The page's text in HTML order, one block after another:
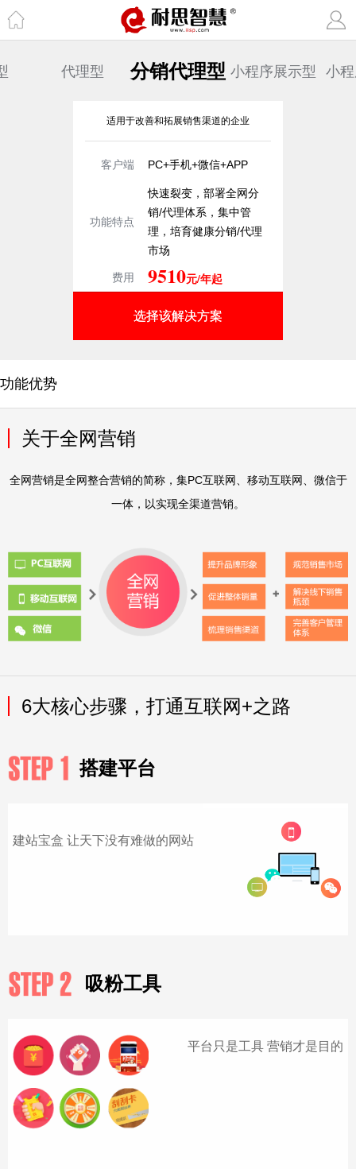
代理型 分销代理型 小程序展示型 小
适用于改善和拓展销售渠道的企业
客户端 PC+手机+微信+APP
功能特点
快速裂变，部署全网分
销/代理体系，集中管
理，培育健康分销/代理
市场
费用 9510元/年起
选择该解决方案
功能优势
关于全网营销
全网营销是全网整合营销的简称，集PC互联网、移动互联网、微信于
一体，以实现全渠道营销。
6大核心步骤，打通互联网+之路
搭建平台
建站宝盒 让天下没有难做的网站
吸粉工具
平台只是工具 营销才是目的